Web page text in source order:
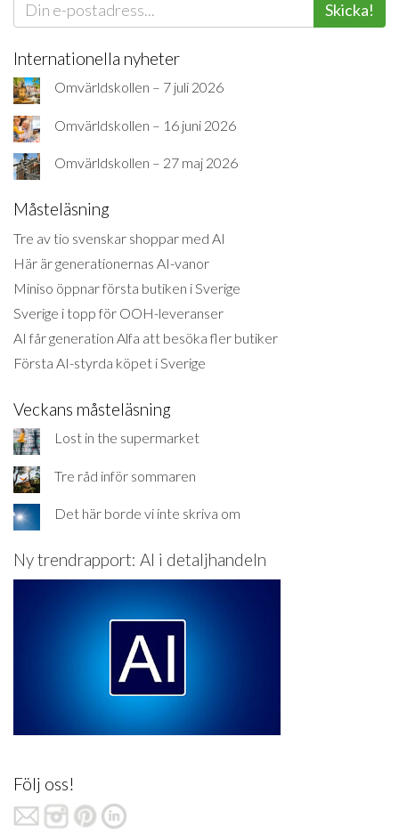
Skicka!
Internationella nyheter
Omvärldskollen – 7 juli 2026
Omvärldskollen – 16 juni 2026
Omvärldskollen – 27 maj 2026
Måsteläsning
Tre av tio svenskar shoppar med AI
Här är generationernas AI-vanor
Miniso öppnar första butiken i Sverige
Sverige i topp för OOH-leveranser
AI får generation Alfa att besöka fler butiker
Första AI-styrda köpet i Sverige
Veckans måsteläsning
Lost in the supermarket
Tre råd inför sommaren
Det här borde vi inte skriva om
Ny trendrapport: AI i detaljhandeln
Följ oss!